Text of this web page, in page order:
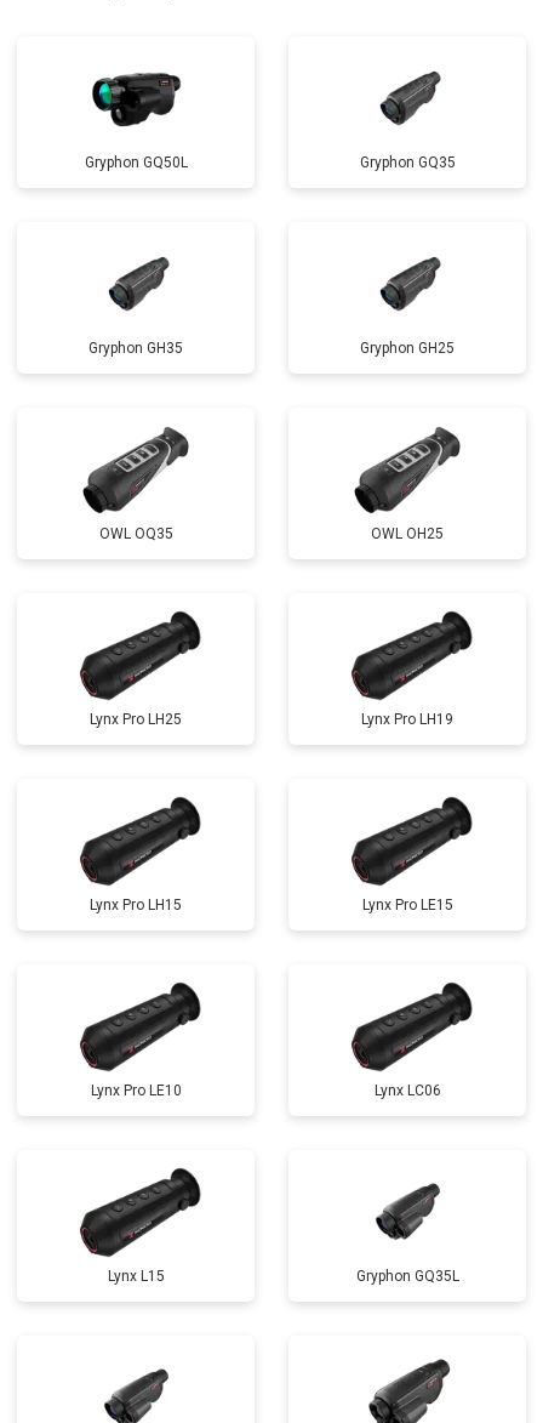
Gryphon GQ50L Gryphon GQ35
Gryphon GH35 Gryphon GH25
OWL OQ35 OWL OH25
Lynx Pro LH25 Lynx Pro LH19
Lynx Pro LH15 Lynx Pro LE15
Lynx Pro LE10 Lynx LC06
Lynx L15 Gryphon GQ35L